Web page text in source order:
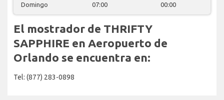
Domingo 07:00 00:00
El mostrador de THRIFTY
SAPPHIRE en Aeropuerto de
Orlando se encuentra en:
Tel: (877) 283-0898